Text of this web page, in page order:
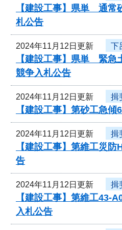
【建設工事】県単 通常
札公告
2024年11月12日更新 下
【建設工事】県単 緊急
競争入札公告
2024年11月12日更新 揖
【建設工事】第砂工急
2024年11月12日更新 揖
【建設工事】第維工災
告
2024年11月12日更新 揖
【建設工事】第維工
入札公告